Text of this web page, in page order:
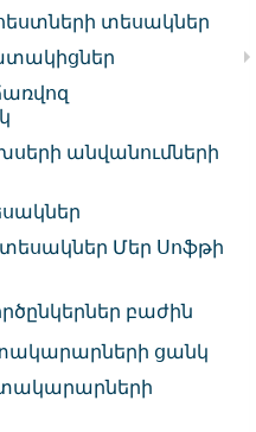
տեսակներ
անվանումների
Մեր Սոֆթի
բաժին
ցանկ